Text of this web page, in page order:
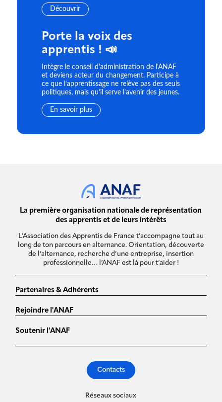
Découvrir
Porte la voix des
apprentis ! 📣
Intègre le conseil d'administration de l'ANAF
et deviens acteur du changement. Participe à
ce que l’apprentissage ne relève pas des seuls
politiques, mais qu’il serve l’avenir des jeunes.
En savoir plus
La première organisation nationale de représentation
des apprentis et de leurs intérêts
L'Association des Apprentis de France t’accompagne tout au
long de ton parcours en alternance. Orientation, découverte
de l’alternance, recherche d’une entreprise, insertion
professionnelle… l’ANAF est là pour t’aider !
Partenaires & Adhérents
Rejoindre l'ANAF
Soutenir l'ANAF
Contacts
Réseaux sociaux